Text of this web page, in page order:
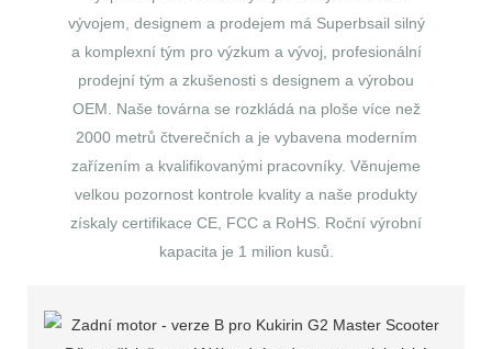
vývojem, designem a prodejem má Superbsail silný
a komplexní tým pro výzkum a vývoj, profesionální
prodejní tým a zkušenosti s designem a výrobou
OEM. Naše továrna se rozkládá na ploše více než
2000 metrů čtverečních a je vybavena moderním
zařízením a kvalifikovanými pracovníky. Věnujeme
velkou pozornost kontrole kvality a naše produkty
získaly certifikace CE, FCC a RoHS. Roční výrobní
kapacita je 1 milion kusů.